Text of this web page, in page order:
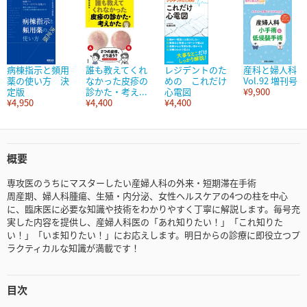
病棟指示と頻用
薬の使い方 決
定版
¥4,950
誰も教えてくれ
なかった皮疹の
診かた・考え...
¥4,400
レジデントのた
めの これだけ
心電図
¥4,400
産科と婦人科
Vol.92 増刊号
¥9,900
概要
専攻医のうちにマスターしたい産婦人科の外来・短期滞在手術
周産期、婦人科腫瘍、生殖・内分泌、女性ヘルスケアの4つの柱を中心
に、臨床医に必要な知識や技術をわかりやすく丁寧に解説します。毎号充
実した内容を提供し、産婦人科医の「あれ知りたい！」「これ知りた
い！」「いま知りたい！」にお応えします。明日からの診療に即役立つプ
ラクティカルな知識が満載です！
目次